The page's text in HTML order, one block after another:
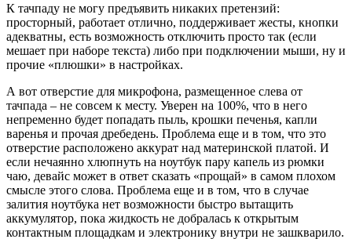
К тачпаду не могу предъявить никаких претензий:
просторный, работает отлично, поддерживает жесты, кнопки
адекватны, есть возможность отключить просто так (если
мешает при наборе текста) либо при подключении мыши, ну и
прочие «плюшки» в настройках.
А вот отверстие для микрофона, размещенное слева от
тачпада – не совсем к месту. Уверен на 100%, что в него
непременно будет попадать пыль, крошки печенья, капли
варенья и прочая дребедень. Проблема еще и в том, что это
отверстие расположено аккурат над материнской платой. И
если нечаянно хлюпнуть на ноутбук пару капель из рюмки
чаю, девайс может в ответ сказать «прощай» в самом плохом
смысле этого слова. Проблема еще и в том, что в случае
залития ноутбука нет возможности быстро вытащить
аккумулятор, пока жидкость не добралась к открытым
контактным площадкам и электронику внутри не зашкварило.